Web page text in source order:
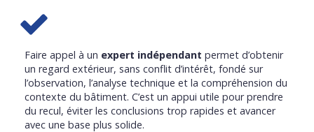
Faire appel à un expert indépendant permet d’obtenir
un regard extérieur, sans conflit d’intérêt, fondé sur
l’observation, l’analyse technique et la compréhension du
contexte du bâtiment. C’est un appui utile pour prendre
du recul, éviter les conclusions trop rapides et avancer
avec une base plus solide.